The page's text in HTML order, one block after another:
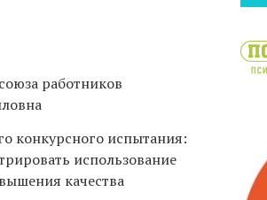
работников
конкурсного испытания:
использование
качества